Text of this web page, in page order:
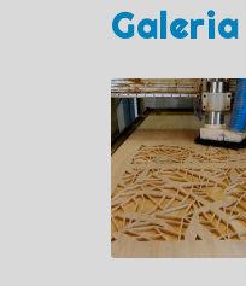
Galeria